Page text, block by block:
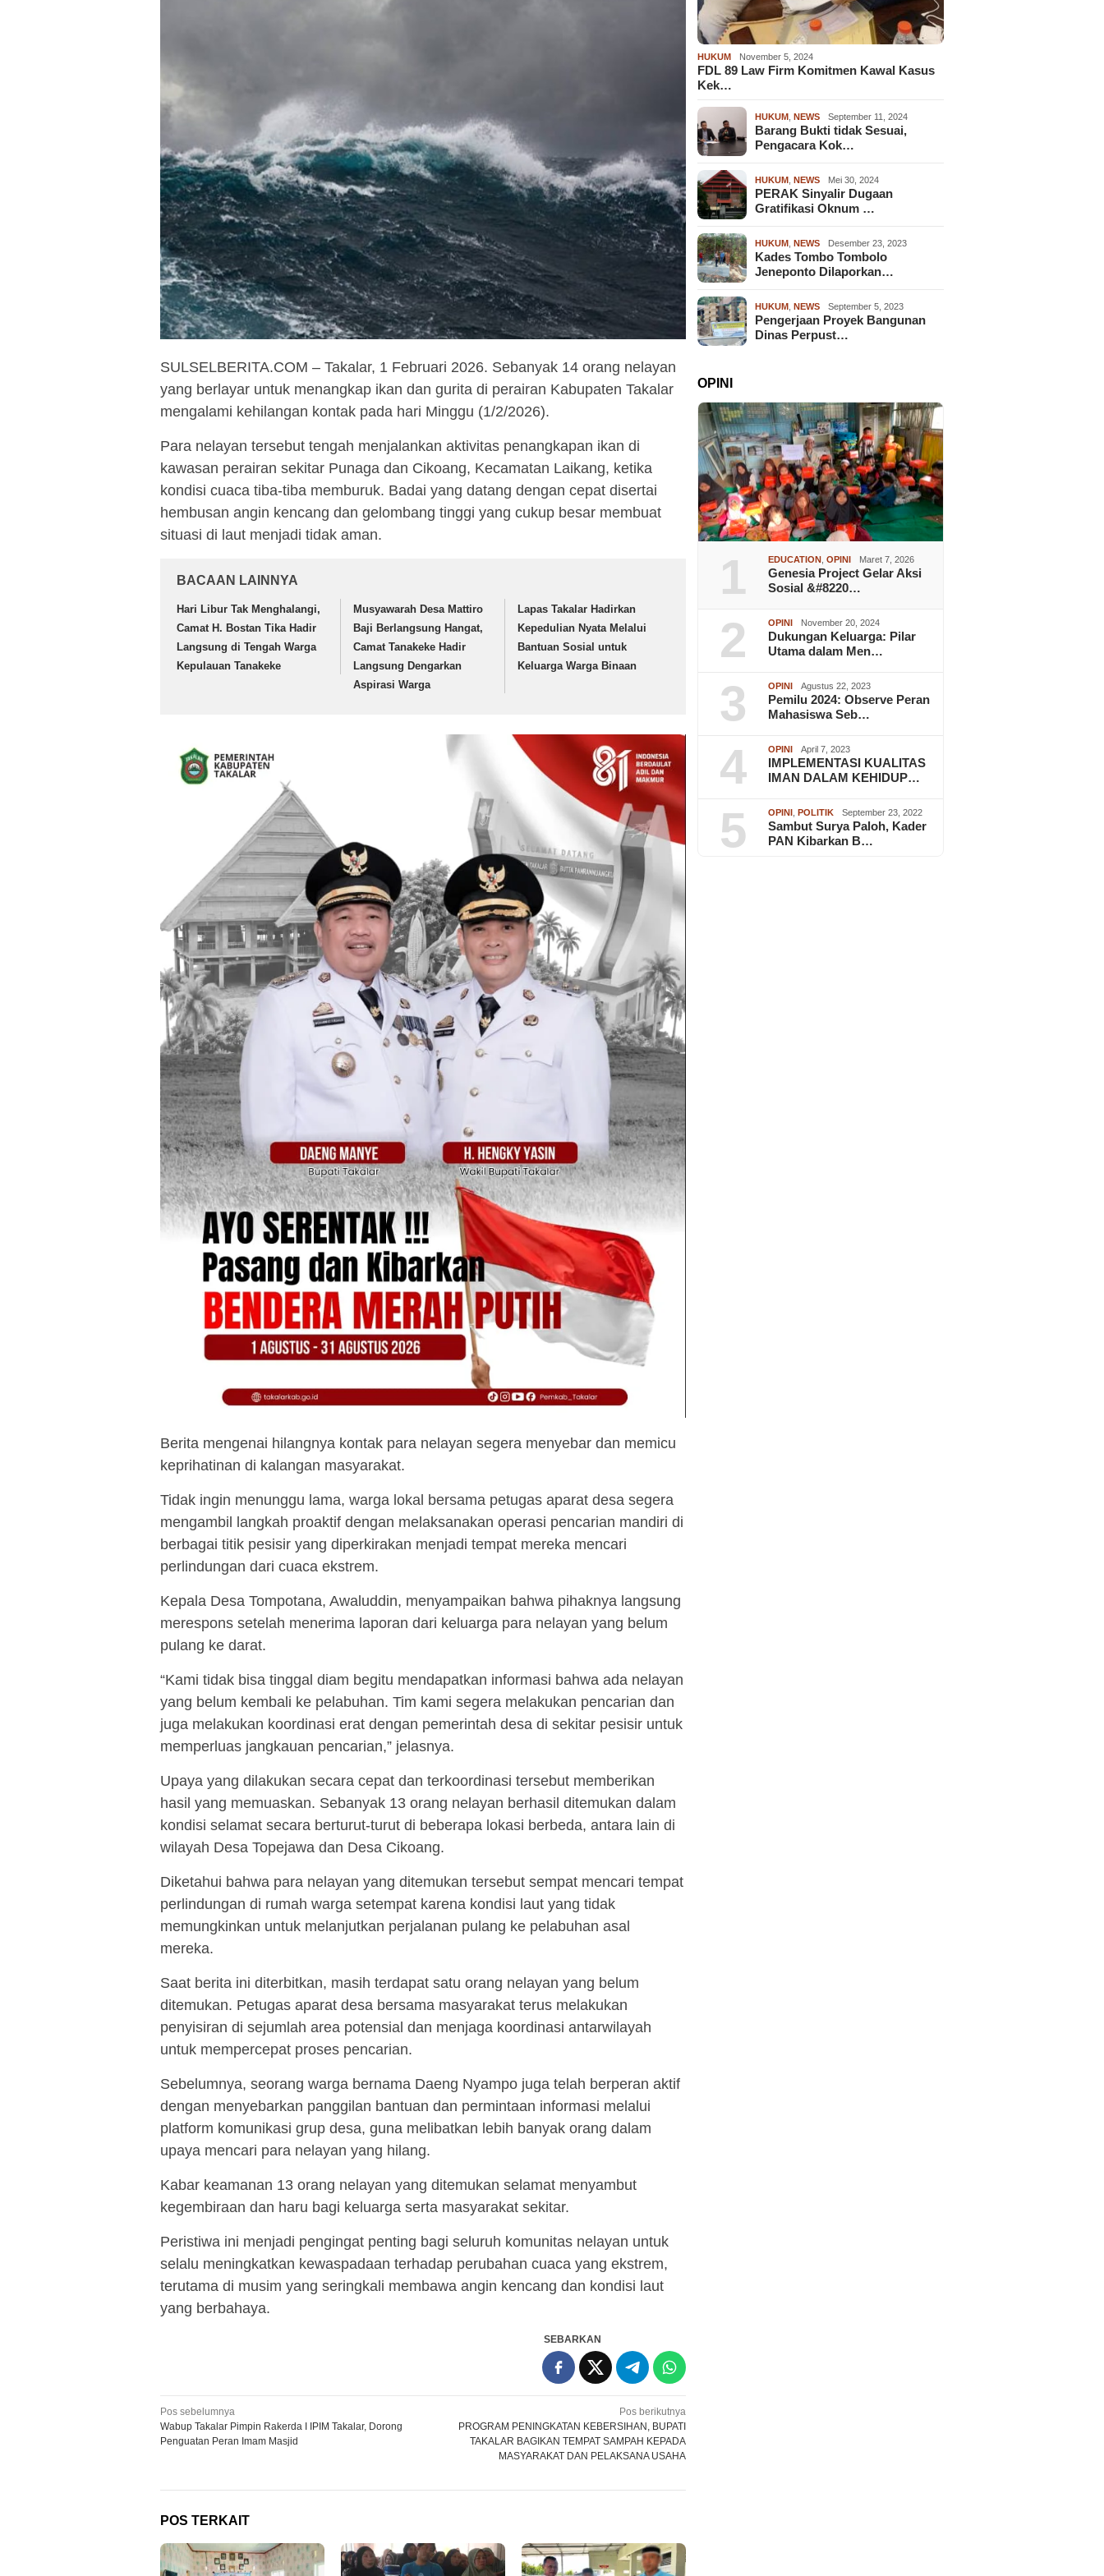
SULSELBERITA.COM – Takalar, 1 Februari 2026. Sebanyak 14 orang nelayan
yang berlayar untuk menangkap ikan dan gurita di perairan Kabupaten Takalar
mengalami kehilangan kontak pada hari Minggu (1/2/2026).
Para nelayan tersebut tengah menjalankan aktivitas penangkapan ikan di
kawasan perairan sekitar Punaga dan Cikoang, Kecamatan Laikang, ketika
kondisi cuaca tiba-tiba memburuk. Badai yang datang dengan cepat disertai
hembusan angin kencang dan gelombang tinggi yang cukup besar membuat
situasi di laut menjadi tidak aman.
BACAAN LAINNYA
Hari Libur Tak Menghalangi,
Camat H. Bostan Tika Hadir
Langsung di Tengah Warga
Kepulauan Tanakeke
Musyawarah Desa Mattiro
Baji Berlangsung Hangat,
Camat Tanakeke Hadir
Langsung Dengarkan
Aspirasi Warga
Lapas Takalar Hadirkan
Kepedulian Nyata Melalui
Bantuan Sosial untuk
Keluarga Warga Binaan
Berita mengenai hilangnya kontak para nelayan segera menyebar dan memicu
keprihatinan di kalangan masyarakat.
Tidak ingin menunggu lama, warga lokal bersama petugas aparat desa segera
mengambil langkah proaktif dengan melaksanakan operasi pencarian mandiri di
berbagai titik pesisir yang diperkirakan menjadi tempat mereka mencari
perlindungan dari cuaca ekstrem.
Kepala Desa Tompotana, Awaluddin, menyampaikan bahwa pihaknya langsung
merespons setelah menerima laporan dari keluarga para nelayan yang belum
pulang ke darat.
“Kami tidak bisa tinggal diam begitu mendapatkan informasi bahwa ada nelayan
yang belum kembali ke pelabuhan. Tim kami segera melakukan pencarian dan
juga melakukan koordinasi erat dengan pemerintah desa di sekitar pesisir untuk
memperluas jangkauan pencarian,” jelasnya.
Upaya yang dilakukan secara cepat dan terkoordinasi tersebut memberikan
hasil yang memuaskan. Sebanyak 13 orang nelayan berhasil ditemukan dalam
kondisi selamat secara berturut-turut di beberapa lokasi berbeda, antara lain di
wilayah Desa Topejawa dan Desa Cikoang.
Diketahui bahwa para nelayan yang ditemukan tersebut sempat mencari tempat
perlindungan di rumah warga setempat karena kondisi laut yang tidak
memungkinkan untuk melanjutkan perjalanan pulang ke pelabuhan asal
mereka.
Saat berita ini diterbitkan, masih terdapat satu orang nelayan yang belum
ditemukan. Petugas aparat desa bersama masyarakat terus melakukan
penyisiran di sejumlah area potensial dan menjaga koordinasi antarwilayah
untuk mempercepat proses pencarian.
Sebelumnya, seorang warga bernama Daeng Nyampo juga telah berperan aktif
dengan menyebarkan panggilan bantuan dan permintaan informasi melalui
platform komunikasi grup desa, guna melibatkan lebih banyak orang dalam
upaya mencari para nelayan yang hilang.
Kabar keamanan 13 orang nelayan yang ditemukan selamat menyambut
kegembiraan dan haru bagi keluarga serta masyarakat sekitar.
Peristiwa ini menjadi pengingat penting bagi seluruh komunitas nelayan untuk
selalu meningkatkan kewaspadaan terhadap perubahan cuaca yang ekstrem,
terutama di musim yang seringkali membawa angin kencang dan kondisi laut
yang berbahaya.
SEBARKAN
Navigasi
pos
Pos sebelumnya
Wabup Takalar Pimpin Rakerda I IPIM Takalar, Dorong
Penguatan Peran Imam Masjid
Pos berikutnya
PROGRAM PENINGKATAN KEBERSIHAN, BUPATI
TAKALAR BAGIKAN TEMPAT SAMPAH KEPADA
MASYARAKAT DAN PELAKSANA USAHA
POS TERKAIT
HUKUM November 5, 2024
FDL 89 Law Firm Komitmen Kawal Kasus
Kek…
HUKUM ,NEWS September 11, 2024
Barang Bukti tidak Sesuai,
Pengacara Kok…
HUKUM ,NEWS Mei 30, 2024
PERAK Sinyalir Dugaan
Gratifikasi Oknum …
HUKUM ,NEWS Desember 23, 2023
Kades Tombo Tombolo
Jeneponto Dilaporkan…
HUKUM ,NEWS September 5, 2023
Pengerjaan Proyek Bangunan
Dinas Perpust…
OPINI
1 EDUCATION ,OPINI Maret 7, 2026
Genesia Project Gelar Aksi
Sosial &#8220…
2 OPINI November 20, 2024
Dukungan Keluarga: Pilar
Utama dalam Men…
3 OPINI Agustus 22, 2023
Pemilu 2024: Observe Peran
Mahasiswa Seb…
4 OPINI April 7, 2023
IMPLEMENTASI KUALITAS
IMAN DALAM KEHIDUP…
5 OPINI , POLITIK September 23, 2022
Sambut Surya Paloh, Kader
PAN Kibarkan B…